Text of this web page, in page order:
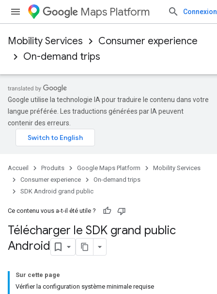
Maps Platform Connexion
Mobility Services
Consumer experience
On-demand trips
Google utilise la technologie IA pour traduire le contenu dans votre
langue préférée. Les traductions générées par IA peuvent
contenir des erreurs.
Accueil Produits Google Maps Platform
Mobility Services
Consumer experience
On-demand trips
SDK Android grand public
Ce contenu vous a-t-il été utile ?
Télécharger le SDK grand public
Android
Sur cette page
Vérifier la configuration système minimale requise